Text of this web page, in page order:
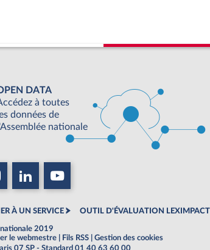
DATA
à toutes
données de
l'Assemblée nationale
À UN SERVICE OUTIL D'ÉVALUATION LEXIMPACT
2019
le webmestre Fils RSS
Gestion des cookies
07 SP - Standard 01 40 63 60 00